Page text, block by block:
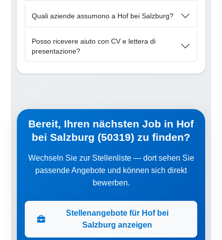
Quali aziende assumono a Hof bei Salzburg?
Posso ricevere aiuto con CV e lettera di
presentazione?
Bereit, Ihren nächsten Job in Hof
bei Salzburg (50319) zu finden?
Wechseln Sie zur Stellenliste — dort sehen Sie
passende Angebote und können sich direkt
bewerben.
Stellenangebote für Hof bei
Salzburg anzeigen